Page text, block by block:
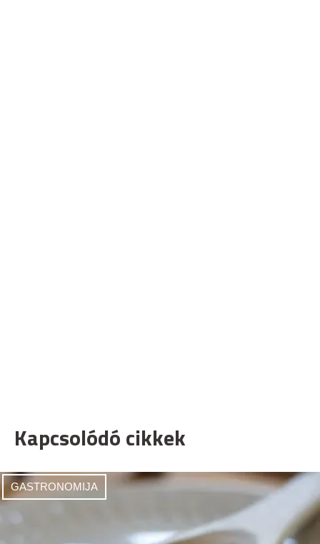
Kapcsolódó cikkek
GASTRONOMIJA